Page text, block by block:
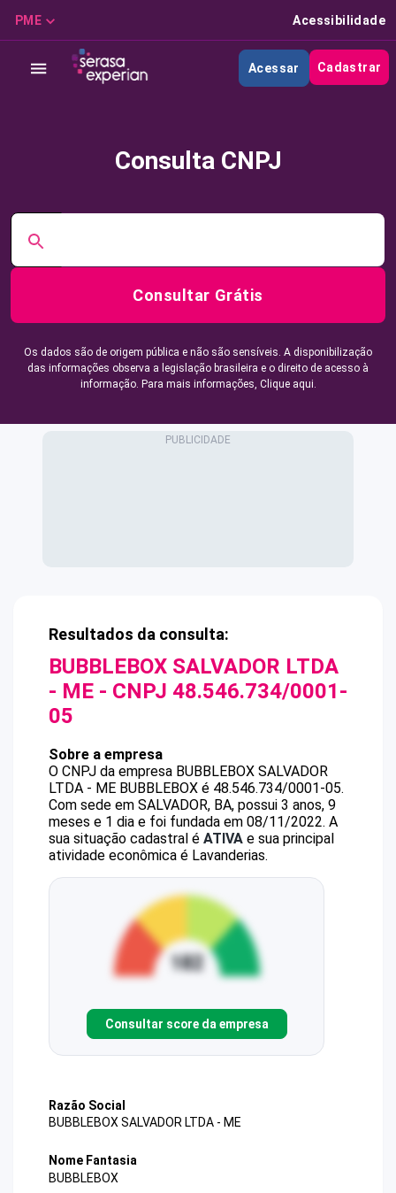
PME Acessibilidade
Acessar Cadastrar
Consulta CNPJ
Consultar Grátis
Os dados são de origem pública e não são sensíveis. A disponibilização
das informações observa a legislação brasileira e o direito de acesso à
informação. Para mais informações, Clique aqui.
Resultados da consulta:
BUBBLEBOX SALVADOR LTDA
- ME - CNPJ 48.546.734/0001-
05
Sobre a empresa
O CNPJ da empresa BUBBLEBOX SALVADOR
LTDA - ME BUBBLEBOX é 48.546.734/0001-05.
Com sede em SALVADOR, BA, possui 3 anos, 9
meses e 1 dia e foi fundada em 08/11/2022. A
sua situação cadastral é ATIVA e sua principal
atividade econômica é Lavanderias.
Consultar score da empresa
Razão Social
BUBBLEBOX SALVADOR LTDA - ME
Nome Fantasia
BUBBLEBOX